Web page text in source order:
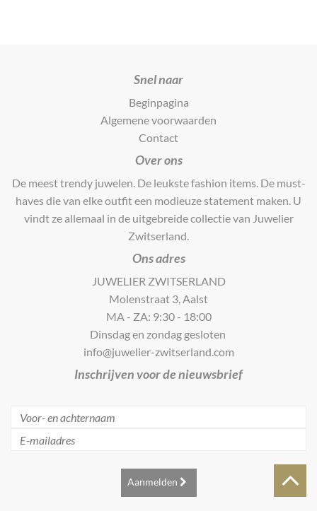
Snel naar
Beginpagina
Algemene voorwaarden
Contact
Over ons
De meest trendy juwelen. De leukste fashion items. De must-
haves die van elke outfit een modieuze statement maken. U
vindt ze allemaal in de uitgebreide collectie van Juwelier
Zwitserland.
Ons adres
JUWELIER ZWITSERLAND
Molenstraat 3, Aalst
MA - ZA: 9:30 - 18:00
Dinsdag en zondag gesloten
info@juwelier-zwitserland.com
Inschrijven voor de nieuwsbrief
Aanmelden